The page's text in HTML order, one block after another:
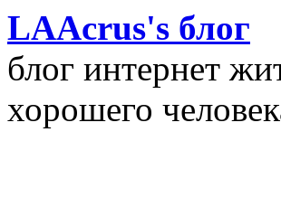
LAAcrus's блог
блог интернет
хорошего